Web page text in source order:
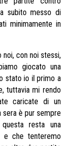
subito messo di
minimamente in
con noi stessi,
giocato una
stato io il primo a
tuttavia mi rendo
caricate di un
è pur sempre
resta una
e che tenteremo